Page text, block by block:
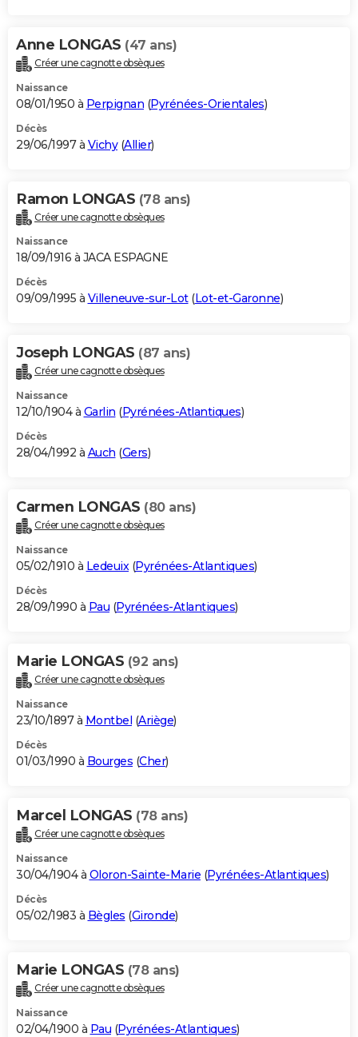
Anne LONGAS (47 ans)
Créer une cagnotte obsèques
Naissance
08/01/1950 à Perpignan (Pyrénées-Orientales)
Décès
29/06/1997 à Vichy(Allier)
Ramon LONGAS (78 ans)
Créer une cagnotte obsèques
Naissance
18/09/1916 à JACA ESPAGNE
Décès
09/09/1995 à Villeneuve-sur-Lot(Lot-et-Garonne)
Joseph LONGAS (87 ans)
Créer une cagnotte obsèques
Naissance
12/10/1904 à Garlin (Pyrénées-Atlantiques)
Décès
28/04/1992 à Auch (Gers)
Carmen LONGAS (80 ans)
Créer une cagnotte obsèques
Naissance
05/02/1910 à Ledeuix(Pyrénées-Atlantiques)
Décès
28/09/1990 à Pau (Pyrénées-Atlantiques)
Marie LONGAS (92 ans)
Créer une cagnotte obsèques
Naissance
23/10/1897 à Montbel (Ariège)
Décès
01/03/1990 à Bourges (Cher)
Marcel LONGAS (78 ans)
Créer une cagnotte obsèques
Naissance
30/04/1904 à Oloron-Sainte-Marie (Pyrénées-Atlantiques)
Décès
05/02/1983 à Bègles (Gironde)
Marie LONGAS (78 ans)
Créer une cagnotte obsèques
Naissance
02/04/1900 à Pau (Pyrénées-Atlantiques)